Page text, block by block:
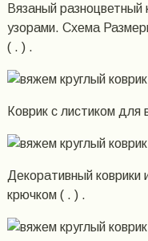
Вязаный разноцветный
узорами. Схема
( . ) .
Коврик с листиком
Декоративный коврики
крючком ( . ) .